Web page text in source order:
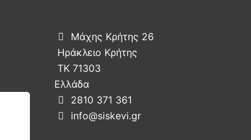

Μάχης Κρήτης 26
Ηράκλειο Κρήτης
ΤΚ 71303
Ελλάδα
 2810 371 361
 info@siskevi.gr